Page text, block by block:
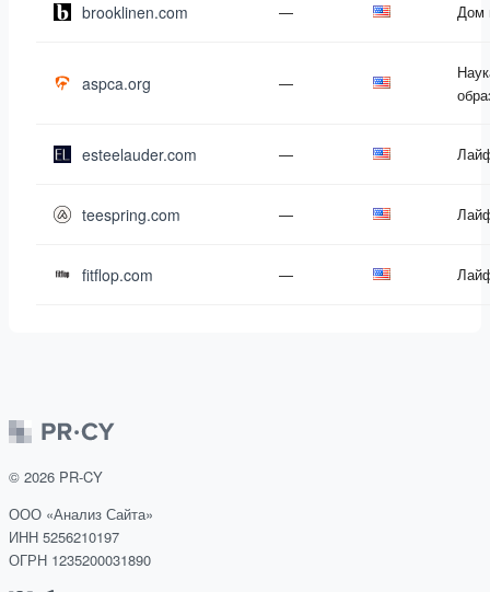
brooklinen.com — Дом
aspca.org —
esteelauder.com —
teespring.com —
fitflop.com —
© 2026 PR-CY
ООО «Анализ Сайта»
ИНН 5256210197
ОГРН 1235200031890